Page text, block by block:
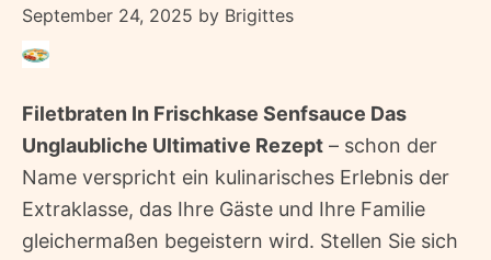
September 24, 2025 by Brigittes
Filetbraten In Frischkase Senfsauce Das
Unglaubliche Ultimative Rezept – schon der
Name verspricht ein kulinarisches Erlebnis der
Extraklasse, das Ihre Gäste und Ihre Familie
gleichermaßen begeistern wird. Stellen Sie sich